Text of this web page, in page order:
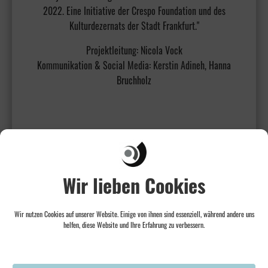
Wir lieben Cookies
Wir nutzen Cookies auf unserer Website. Einige von ihnen sind essenziell, während andere uns
helfen, diese Website und Ihre Erfahrung zu verbessern.
2022. Eine Initiative der Crespo Foundation und des
Kulturdezernats der Stadt Frankfurt."
Projektleitung: Nicola Vock
Kommunikation & Social Media: Kerstin Adineh, Hanna
Bruchholz